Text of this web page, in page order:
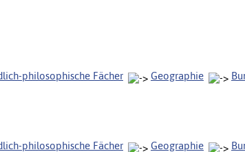
philosophische Fächer Geographie
philosophische Fächer Geographie